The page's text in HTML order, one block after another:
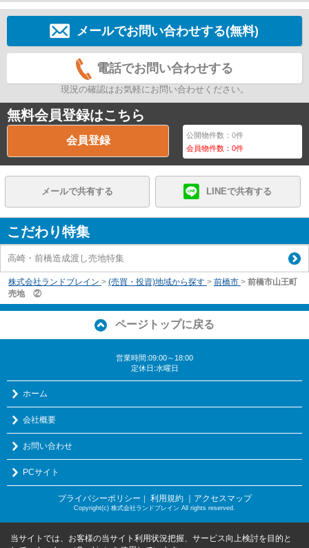
メールでお問い合わせする(無料)
電話でお問い合わせする
現況の確認はお気軽にお問い合わせください。
無料会員登録はこちら
会員登録 公開物件数：0件
会員物件数：0件
メールで共有する LINEで共有する
こだわり特集
高崎・前橋造成渡し売地特集
株式会社ランドブレイン > (売買・投資)地域から探す > 前橋市 > 前橋市山王町
売地 ②
ページトップに戻る
営業時間:09:00～18:00
定休日:水曜日
ホーム
会社概要
お問い合わせ
PCサイト
プライバシーポリシー ｜ 利用規約 ｜アクセスマップ
Copyright(c) 株式会社ランドブレイン All rights reserved.
当サイトでは、お客様の当サイト利用状況把握、サービス向上検討を目的と